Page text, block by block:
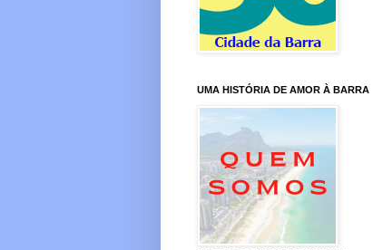
UMA HISTÓRIA DE AMOR À BARRA